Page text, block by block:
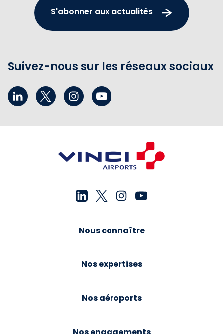
S'abonner aux actualités
Suivez-nous sur les réseaux sociaux
Nous connaître
Nos expertises
Nos aéroports
Nos engagements